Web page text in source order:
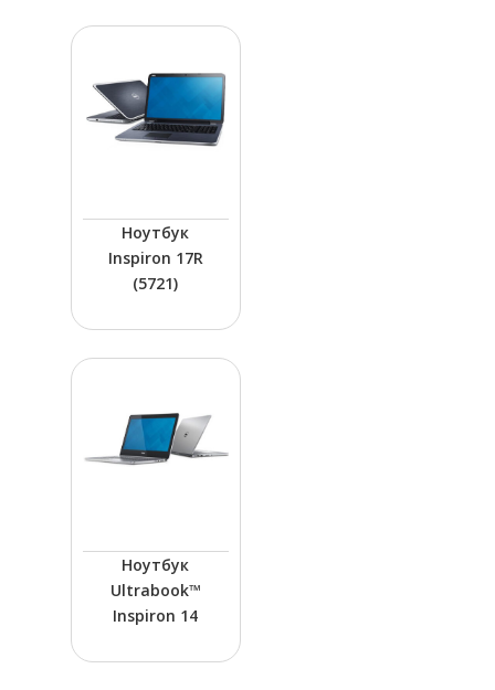
Ноутбук
Inspiron 17R
(5721)
Ноутбук
Ultrabook™
Inspiron 14